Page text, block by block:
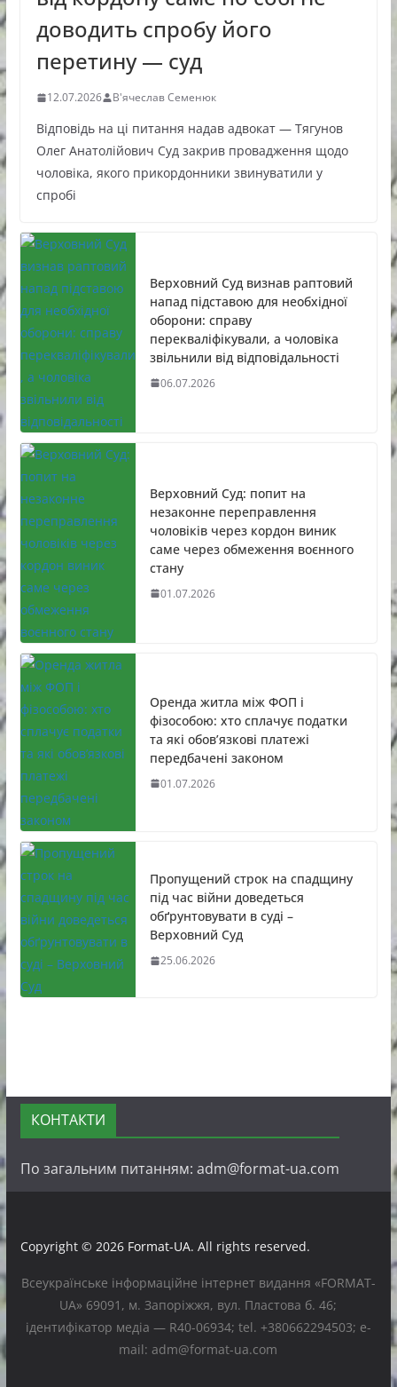
доводить спробу його
перетину — суд
12.07.2026 В'ячеслав Семенюк
Відповідь на ці питання надав адвокат — Тягунов
Олег Анатолійович Суд закрив провадження щодо
чоловіка, якого прикордонники звинуватили у
спробі
Верховний Суд визнав раптовий
напад підставою для необхідної
оборони: справу
перекваліфікували, а чоловіка
звільнили від відповідальності
06.07.2026
Верховний Суд: попит на
незаконне переправлення
чоловіків через кордон виник
саме через обмеження воєнного
стану
01.07.2026
Оренда житла між ФОП і
фізособою: хто сплачує податки
та які обов’язкові платежі
передбачені законом
01.07.2026
Пропущений строк на спадщину
під час війни доведеться
обґрунтовувати в суді –
Верховний Суд
25.06.2026
КОНТАКТИ
По загальним питанням: adm@format-ua.com
Copyright © 2026 Format-UA. All rights reserved.
Всеукраїнське інформаційне інтернет видання «FORMAT-
UA» 69091, м. Запоріжжя, вул. Пластова б. 46;
ідентифікатор медіа — R40-06934; tel. +380662294503; e-
mail: adm@format-ua.com